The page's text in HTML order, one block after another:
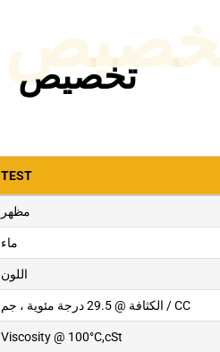
تخصيص
TEST
مظهر
ماء
اللون
الكثافة @ 29.5 درجة مئوية ، جم / CC
Viscosity @ 100°C,cSt